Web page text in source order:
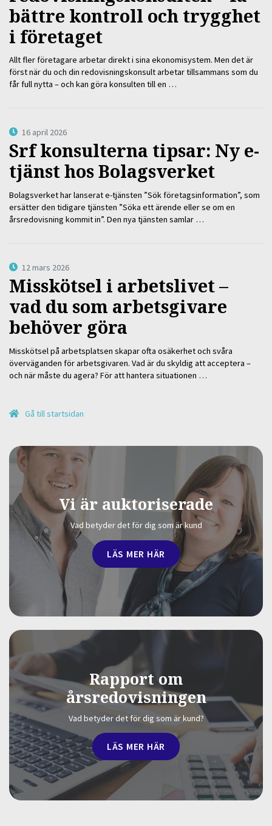
bättre kontroll och trygghet
i företaget
Allt fler företagare arbetar direkt i sina ekonomisystem. Men det är
först när du och din redovisningskonsult arbetar tillsammans som du
får full nytta – och kan göra konsulten till en …
16 april 2026
Srf konsulterna tipsar: Ny e-
tjänst hos Bolagsverket
Bolagsverket har lanserat e-tjänsten ”Sök företagsinformation”, som
ersätter den tidigare tjänsten ”Söka ett ärende eller se om en
årsredovisning kommit in”. Den nya tjänsten samlar …
12 mars 2026
Misskötsel i arbetslivet –
vad du som arbetsgivare
behöver göra
Misskötsel på arbetsplatsen skapar ofta osäkerhet och svåra
överväganden för arbetsgivaren. Vad är du skyldig att acceptera –
och när måste du agera? För att hantera situationen …
Gå till startsidan
Vi är auktoriserade
Vad betyder det för dig som är kund
LÄS MER HÄR
Rapport om
årsredovisningen
Vad betyder det för dig som är kund?
LÄS MER HÄR